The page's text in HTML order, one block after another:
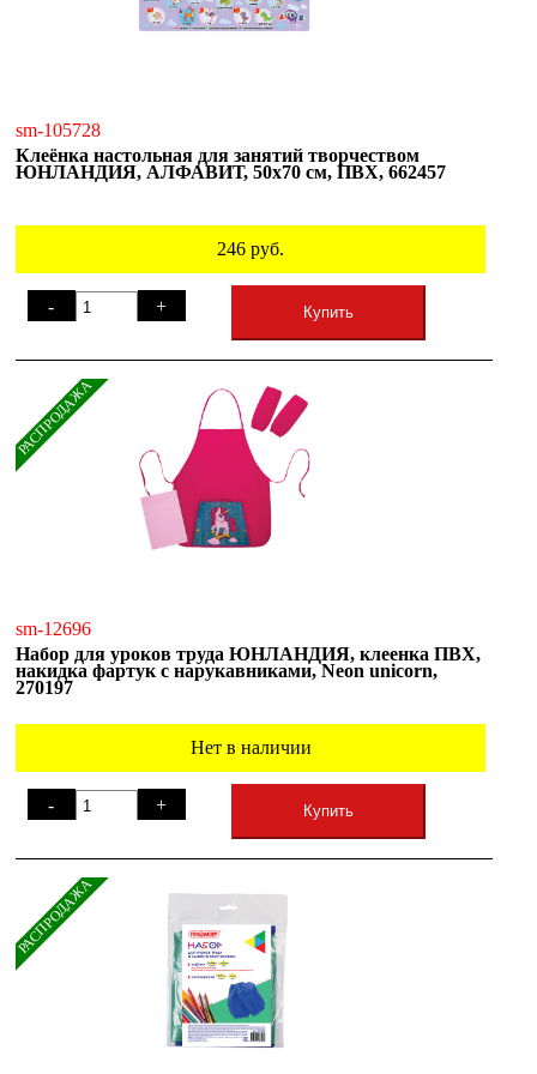
sm-105728
Клеёнка настольная для занятий творчеством
ЮНЛАНДИЯ, АЛФАВИТ, 50х70 см, ПВХ, 662457
246 руб.
- + Купить
РАСПРОДАЖА
sm-12696
Набор для уроков труда ЮНЛАНДИЯ, клеенка ПВХ,
накидка фартук с нарукавниками, Neon unicorn,
270197
Нет в наличии
- + Купить
РАСПРОДАЖА